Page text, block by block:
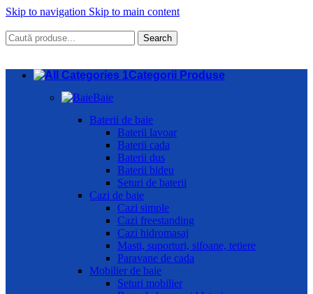
Skip to navigation Skip to main content
Search
Categorii Produse
Baie
Baterii de baie
Baterii lavoar
Baterii cada
Baterii dus
Baterii bideu
Seturi de baterii
Cazi de baie
Cazi simple
Cazi freestanding
Cazi hidromasaj
Masti, suporturi, sifoane, tetiere
Paravane de cada
Mobilier de baie
Seturi mobilier